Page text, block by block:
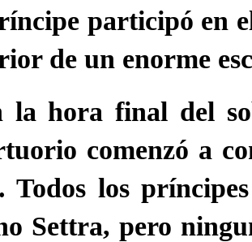
participó en
de un enorme
la hora final del
comenzó a
Todos los
Settra, pero